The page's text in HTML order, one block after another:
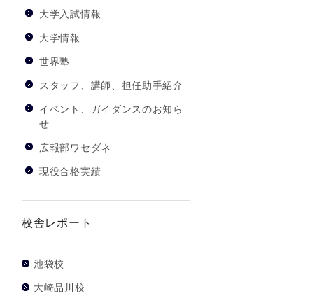
大学入試情報
大学情報
世界塾
スタッフ、講師、担任助手紹介
イベント、ガイダンスのお知ら
せ
広報部ワセダネ
現役合格実績
校舎レポート
池袋校
大崎品川校